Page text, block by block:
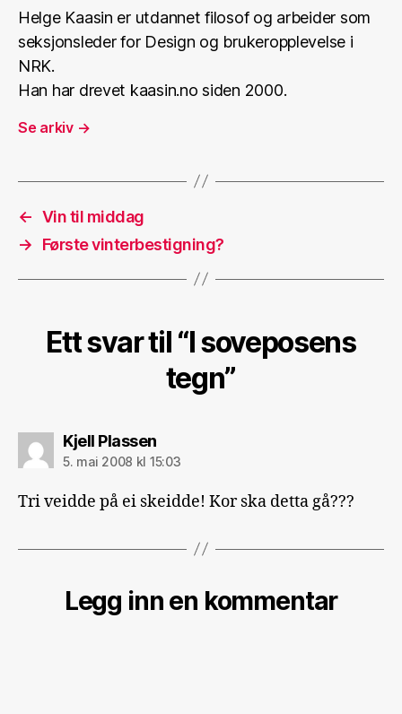
Helge Kaasin er utdannet filosof og arbeider som
seksjonsleder for Design og brukeropplevelse i
NRK.
Han har drevet kaasin.no siden 2000.
Se arkiv →
← Vin til middag
→
Første vinterbestigning?
Ett svar til “I soveposens
tegn”
Kjell Plassensier:
5. mai 2008 kl 15:03
Tri veidde på ei skeidde! Kor ska detta gå???
Legg inn en kommentar